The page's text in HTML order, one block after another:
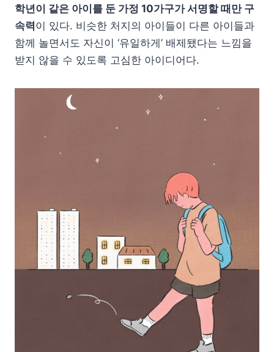
학년이 같은 아이를 둔 가정 10가구가 서명할 때만 구
속력이 있다. 비슷한 처지의 아이들이 다른 아이들과
함께 놀면서도 자신이 ‘유일하게’ 배제됐다는 느낌을
받지 않을 수 있도록 고심한 아이디어다.